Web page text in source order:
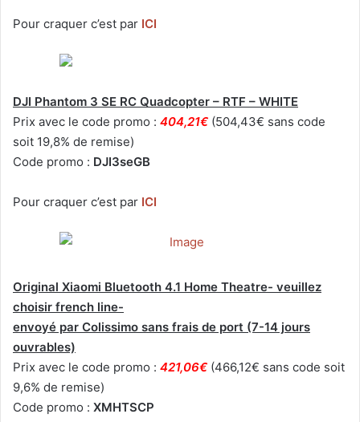
Pour craquer c’est par ICI
DJI Phantom 3 SE RC Quadcopter – RTF – WHITE
Prix avec le code promo : 404,21€ (504,43€ sans code
soit 19,8% de remise)
Code promo : DJI3seGB
Pour craquer c’est par ICI
Original Xiaomi Bluetooth 4.1 Home Theatre- veuillez
choisir french line-
envoyé par Colissimo sans frais de port (7-14 jours
ouvrables)
Prix avec le code promo : 421,06€ (466,12€ sans code soit
9,6% de remise)
Code promo : XMHTSCP